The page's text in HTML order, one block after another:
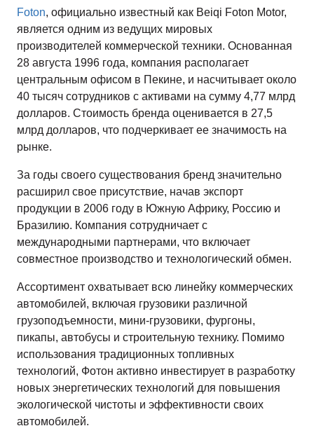
Foton, официально известный как Beiqi Foton Motor,
является одним из ведущих мировых
производителей коммерческой техники. Основанная
28 августа 1996 года, компания располагает
центральным офисом в Пекине, и насчитывает около
40 тысяч сотрудников с активами на сумму 4,77 млрд
долларов. Стоимость бренда оценивается в 27,5
млрд долларов, что подчеркивает ее значимость на
рынке.
За годы своего существования бренд значительно
расширил свое присутствие, начав экспорт
продукции в 2006 году в Южную Африку, Россию и
Бразилию. Компания сотрудничает с
международными партнерами, что включает
совместное производство и технологический обмен.
Ассортимент охватывает всю линейку коммерческих
автомобилей, включая грузовики различной
грузоподъемности, мини-грузовики, фургоны,
пикапы, автобусы и строительную технику. Помимо
использования традиционных топливных
технологий, Фотон активно инвестирует в разработку
новых энергетических технологий для повышения
экологической чистоты и эффективности своих
автомобилей.